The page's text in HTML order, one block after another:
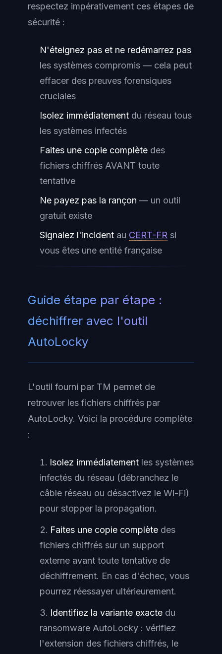
respectez impérativement ces étapes de
sécurité :
N'éteignez pas et ne redémarrez pas
les systèmes compromis — cela peut
effacer des preuves forensiques
cruciales
Isolez immédiatement du réseau tous
les systèmes infectés
Faites une copie complète des
fichiers chiffrés AVANT toute
tentative
Ne payez pas la rançon — un outil
gratuit existe
Signalez l'incident au CERT-FR si
vous êtes une entité française
Guide étape par étape :
déchiffrer avec l'outil
AutoLocky
L'outil fourni par TM permet de
retrouver les fichiers chiffrés par
AutoLocky. Voici la procédure complète
:
Isolez immédiatement les systèmes
infectés du réseau (débranchez le
câble réseau ou désactivez le Wi-Fi)
pour stopper la propagation.
Faites une copie complète des
fichiers chiffrés sur un support
externe avant toute tentative de
déchiffrement. En cas d'échec, vous
pourrez réessayer ultérieurement.
Identifiez la variante exacte du
ransomware AutoLocky : vérifiez
l'extension des fichiers chiffrés, le